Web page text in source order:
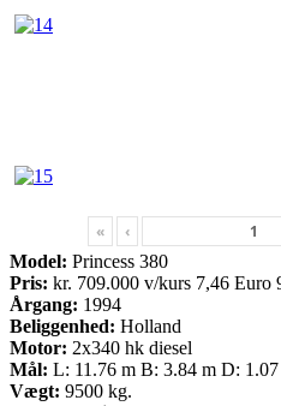
« ‹
Model: Princess 380
Pris: kr. 709.000 v/kurs 7,46 Euro
Årgang: 1994
Beliggenhed: Holland
Motor: 2x340 hk diesel
Mål: L: 11.76 m B: 3.84 m D: 1.07
Vægt: 9500 kg.